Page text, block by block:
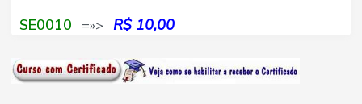
SE0010 =»> R$ 10,00